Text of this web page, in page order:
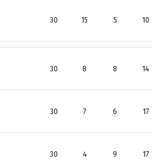
30 15 5 10
30 8 8 14
30 7 6 17
30 4 9 17